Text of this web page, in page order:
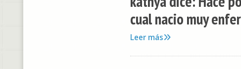
cual nacio muy
Leer más